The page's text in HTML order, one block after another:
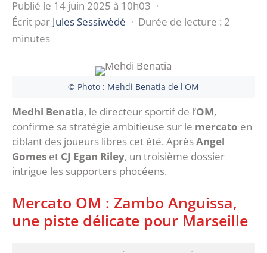
Publié le 14 juin 2025 à 10h03 ·
Écrit par Jules Sessiwèdé · Durée de lecture : 2
minutes
© Photo : Mehdi Benatia de l'OM
Medhi Benatia, le directeur sportif de l’OM,
confirme sa stratégie ambitieuse sur le mercato en
ciblant des joueurs libres cet été. AprèsAngel
Gomes et CJ Egan Riley, un troisième dossier
intrigue les supporters phocéens.
Mercato OM : Zambo Anguissa,
une piste délicate pour Marseille